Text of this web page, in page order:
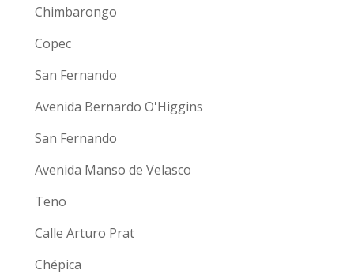
Chimbarongo
Copec
San Fernando
Avenida Bernardo O'Higgins
San Fernando
Avenida Manso de Velasco
Teno
Calle Arturo Prat
Chépica